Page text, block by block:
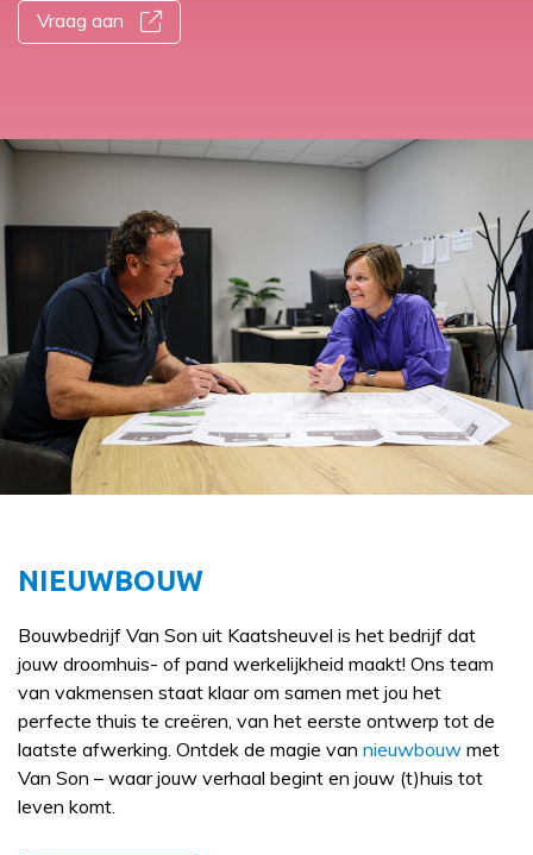
Vraag aan
NIEUWBOUW
Bouwbedrijf Van Son uit Kaatsheuvel is het bedrijf dat
jouw droomhuis- of pand werkelijkheid maakt! Ons team
van vakmensen staat klaar om samen met jou het
perfecte thuis te creëren, van het eerste ontwerp tot de
laatste afwerking. Ontdek de magie van nieuwbouw met
Van Son – waar jouw verhaal begint en jouw (t)huis tot
leven komt.